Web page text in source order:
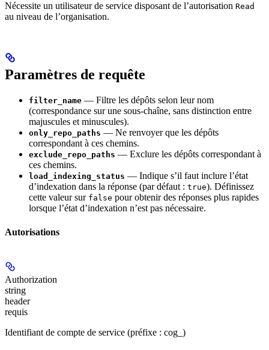
Nécessite un utilisateur de service disposant de l’autorisation Read
au niveau de l’organisation.
Paramètres de requête
filter_name — Filtre les dépôts selon leur nom
(correspondance sur une sous-chaîne, sans distinction entre
majuscules et minuscules).
only_repo_paths — Ne renvoyer que les dépôts
correspondant à ces chemins.
exclude_repo_paths — Exclure les dépôts correspondant à
ces chemins.
load_indexing_status — Indique s’il faut inclure l’état
d’indexation dans la réponse (par défaut : true). Définissez
cette valeur sur false pour obtenir des réponses plus rapides
lorsque l’état d’indexation n’est pas nécessaire.
Autorisations
Authorization
string
header
requis
Identifiant de compte de service (préfixe : cog_)